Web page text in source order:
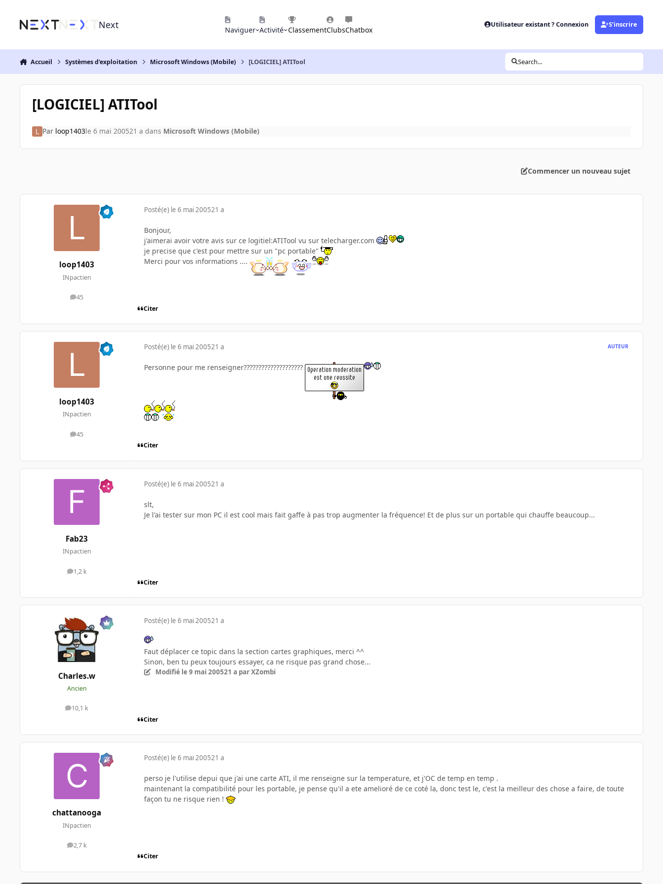
Next Naviguer Activité ClassementClubsChatbox
Utilisateur existant ? Connexion S’inscrire
Accueil Systèmes d'exploitation Microsoft Windows (Mobile) [LOGICIEL] ATITool Search...
[LOGICIEL] ATITool
Par loop1403le 6 mai 200521 a dans Microsoft Windows (Mobile)
Commencer un nouveau sujet
loop1403
INpactien
45
messages
Posté(e) le 6 mai 200521 a
Bonjour,
j'aimerai avoir votre avis sur ce logitiel:ATITool vu sur telecharger.com
je precise que c'est pour mettre sur un "pc portable"
Merci pour vos informations ....
Citer
loop1403
INpactien
45
messages
Posté(e) le 6 mai 200521 a AUTEUR
Personne pour me renseigner????????????????????
Citer
Fab23
INpactien
1,2 k
messages
Posté(e) le 6 mai 200521 a
slt,
Je l'ai tester sur mon PC il est cool mais fait gaffe à pas trop augmenter la fréquence! Et de plus sur un portable qui chauffe beaucoup...
Citer
Charles.w
Ancien
10,1 k
messages
Posté(e) le 6 mai 200521 a
Faut déplacer ce topic dans la section cartes graphiques, merci ^^
Sinon, ben tu peux toujours essayer, ca ne risque pas grand chose...
Modifié le 9 mai 200521 a par XZombi
Citer
chattanooga
INpactien
2,7 k
messages
Posté(e) le 6 mai 200521 a
perso je l'utilise depui que j'ai une carte ATI, il me renseigne sur la temperature, et j'OC de temp en temp .
maintenant la compatibilité pour les portable, je pense qu'il a ete amelioré de ce coté la, donc test le, c'est la meilleur des chose a faire, de toute
façon tu ne risque rien !
Citer